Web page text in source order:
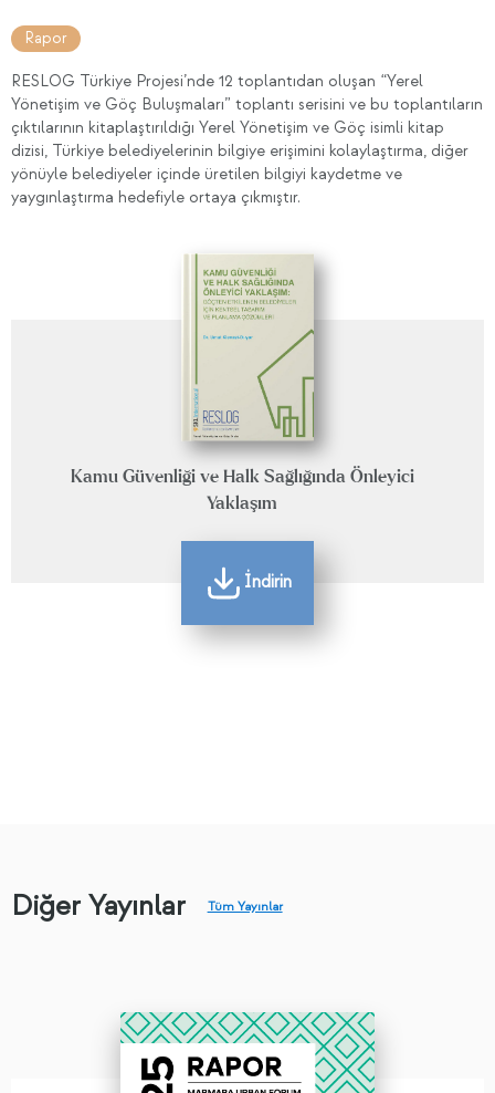
Rapor
RESLOG Türkiye Projesi’nde 12 toplantıdan oluşan “Yerel
Yönetişim ve Göç Buluşmaları” toplantı serisini ve bu toplantıların
çıktılarının kitaplaştırıldığı Yerel Yönetişim ve Göç isimli kitap
dizisi, Türkiye belediyelerinin bilgiye erişimini kolaylaştırma, diğer
yönüyle belediyeler içinde üretilen bilgiyi kaydetme ve
yaygınlaştırma hedefiyle ortaya çıkmıştır.
Kamu Güvenliği ve Halk Sağlığında Önleyici
Yaklaşım
İndirin
Diğer Yayınlar Tüm Yayınlar